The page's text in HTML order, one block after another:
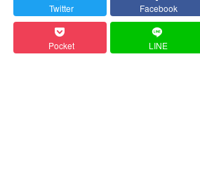
Twitter Facebook
Pocket LINE